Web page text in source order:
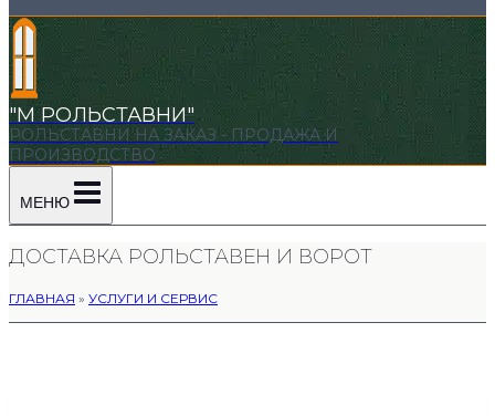
"М РОЛЬСТАВНИ"
РОЛЬСТАВНИ НА ЗАКАЗ - ПРОДАЖА И
ПРОИЗВОДСТВО
МЕНЮ
ДОСТАВКА РОЛЬСТАВЕН И ВОРОТ
ГЛАВНАЯ » УСЛУГИ И СЕРВИС